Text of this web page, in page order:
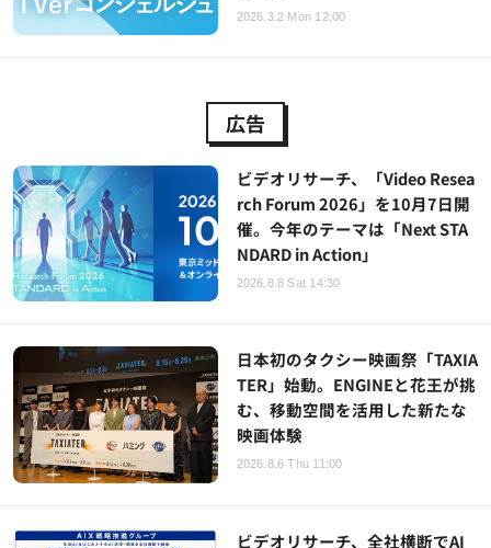
2026.3.2 Mon 12:00
広告
ビデオリサーチ、「Video Resea
rch Forum 2026」を10月7日開
催。今年のテーマは「Next STA
NDARD in Action」
2026.8.8 Sat 14:30
日本初のタクシー映画祭「TAXIA
TER」始動。ENGINEと花王が挑
む、移動空間を活用した新たな
映画体験
2026.8.6 Thu 11:00
ビデオリサーチ、全社横断でAI